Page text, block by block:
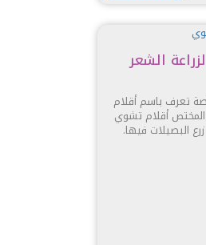
الشعر
تعرف باسم أقلام
أقلام تشوي
البصيلات فيها.